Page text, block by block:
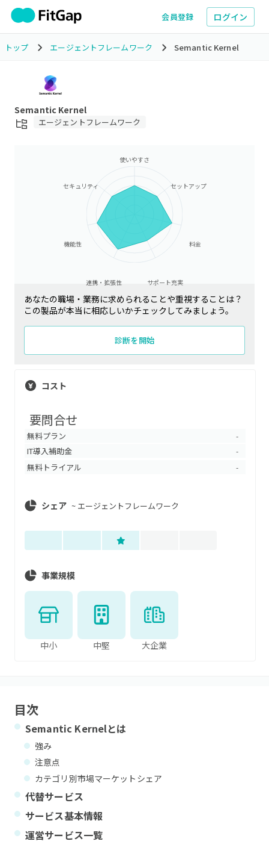
会員登録 ログイン
トップ エージェントフレームワーク Semantic Kernel
Semantic Kernel
エージェントフレームワーク
使いやすさ
セットアップ
料金
サポート充実
連携・拡張性
機能性
セキュリティ
あなたの職場・業務に求められることや重視することは？
この製品が本当に相応しいかチェックしてみましょう。
診断を開始
コスト
要問合せ
無料プラン -
IT導入補助金 -
無料トライアル -
シェア ~ エージェントフレームワーク
事業規模
中小 中堅 大企業
目次
Semantic Kernelとは
強み
注意点
カテゴリ別市場マーケットシェア
代替サービス
サービス基本情報
運営サービス一覧